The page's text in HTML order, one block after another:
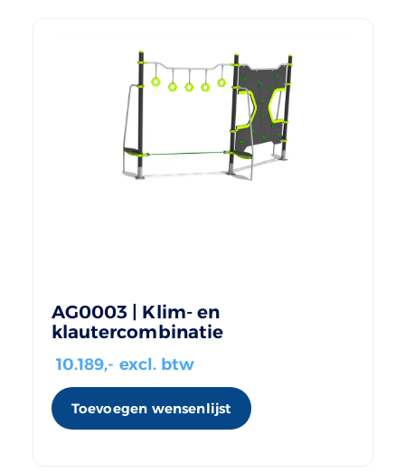
AG0003 | Klim- en
klautercombinatie
10.189,- excl. btw
Toevoegen wensenlijst